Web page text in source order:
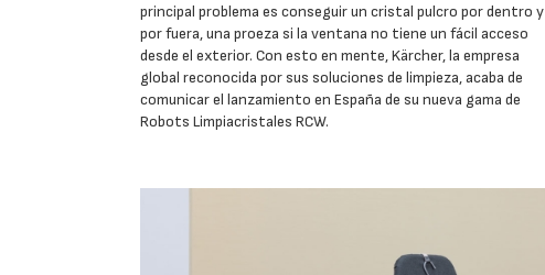
principal problema es conseguir un cristal pulcro por dentro y
por fuera, una proeza si la ventana no tiene un fácil acceso
desde el exterior. Con esto en mente, Kärcher, la empresa
global reconocida por sus soluciones de limpieza, acaba de
comunicar el lanzamiento en España de su nueva gama de
Robots Limpiacristales RCW.